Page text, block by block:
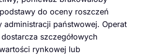
do oceny roszczeń
administracji państwowej. Operat
szczegółowych
rynkowej lub